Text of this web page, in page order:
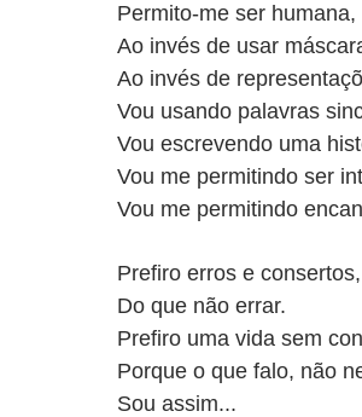
Permito-me ser humana,
Ao invés de usar
Ao invés de
Vou usando palavras
Vou escrevendo uma
Vou me permitindo ser
Vou me permitindo
Prefiro erros e consertos,
Do que não errar.
Prefiro uma vida sem
Porque o que falo, não
Sou assim...